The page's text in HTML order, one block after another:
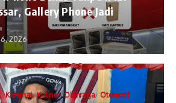
Gallery Phone Jadi
2026
Kriminal Kuliner Olahraga Otomotif